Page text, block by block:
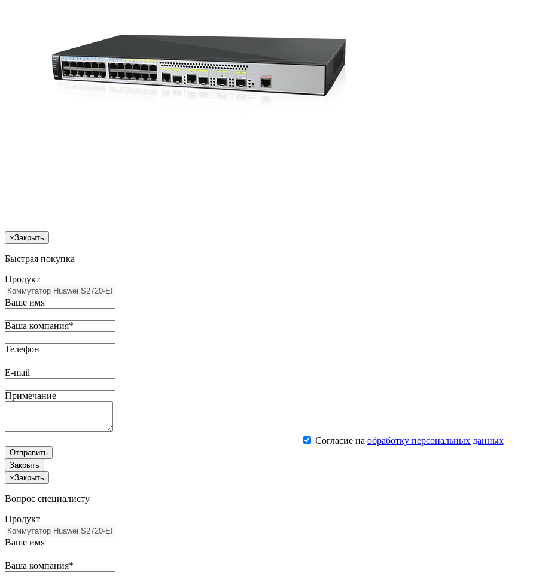
×Закрыть
Быстрая покупка
Продукт
Ваше имя
Ваша компания*
Телефон
E-mail
Примечание
Согласие на обработку персональных данных
Отправить
Закрыть
×Закрыть
Вопрос специалисту
Продукт
Ваше имя
Ваша компания*